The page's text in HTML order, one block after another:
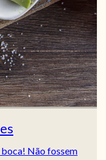
boca! Não fossem